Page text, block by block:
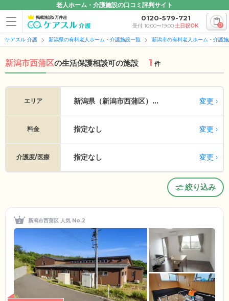
老人ホーム・介護施設の口コミ評判サイト
掲載施設5万件超 0120-579-721
受付 10:00〜19:00土日祝OK 0
ケアスル 介護 新潟県の有料老人ホーム・介護施設一覧 新潟市の有料老人ホーム・介護
新潟市西蒲区の生活保護相談可の施設 1 件
エリア 新潟県（新潟市西蒲区）... 変更
料金 指定なし 変更
介護度/医療 指定なし 変更
絞り込み
新潟市西蒲区 人気 No.2